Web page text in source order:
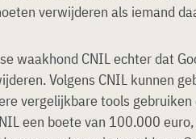
verwijderen als iemand
waakhond CNIL echter dat
Volgens CNIL kunnen
vergelijkbare tools
een boete van 100.000